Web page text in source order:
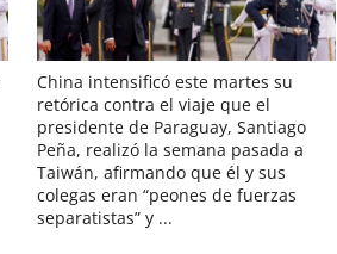
China intensificó este martes su
retórica contra el viaje que el
presidente de Paraguay, Santiago
Peña, realizó la semana pasada a
Taiwán, afirmando que él y sus
colegas eran “peones de fuerzas
separatistas” y ...